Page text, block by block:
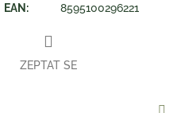
EAN : 8595100296221
ZEPTAT SE